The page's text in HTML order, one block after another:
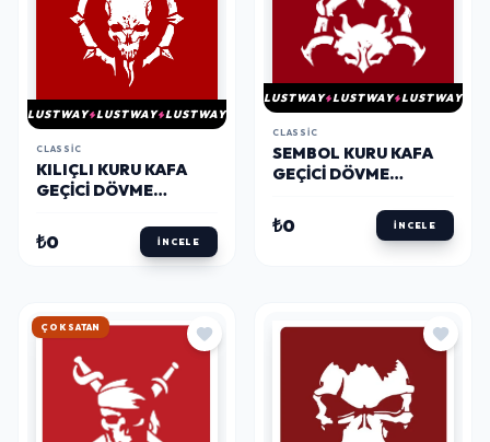
LUSTWAY LUSTWAY LUSTWAY
CLASSIC
KILIÇLI KURU KAFA
GEÇICI DÖVME
₺0 İNCELE
LUSTWAY LUSTWAY LUSTWAY
CLASSIC
SEMBOL KURU KAFA
GEÇICI DÖVME
₺0 İNCELE
HIZLI KARGO